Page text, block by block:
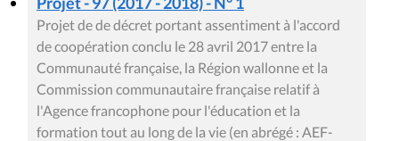
Projet de de décret portant assentiment à l'accord
de coopération conclu le 28 avril 2017 entre la
Communauté française, la Région wallonne et la
Commission communautaire française relatif à
l'Agence francophone pour l'éducation et la
formation tout au long de la vie (en abrégé : AEF-